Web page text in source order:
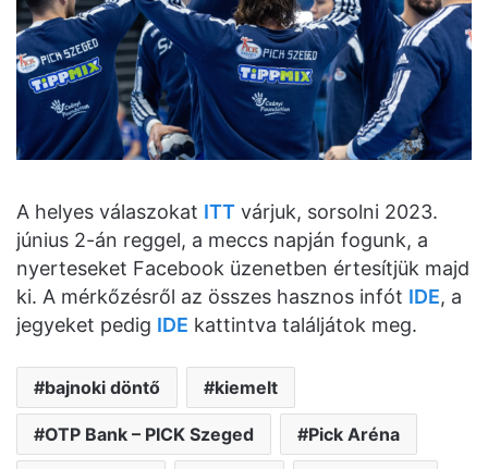
A helyes válaszokat ITT várjuk, sorsolni 2023.
június 2-án reggel, a meccs napján fogunk, a
nyerteseket Facebook üzenetben értesítjük majd
ki. A mérkőzésről az összes hasznos infót IDE, a
jegyeket pedig IDE kattintva találjátok meg.
bajnoki döntő kiemelt
OTP Bank – PICK Szeged Pick Aréna